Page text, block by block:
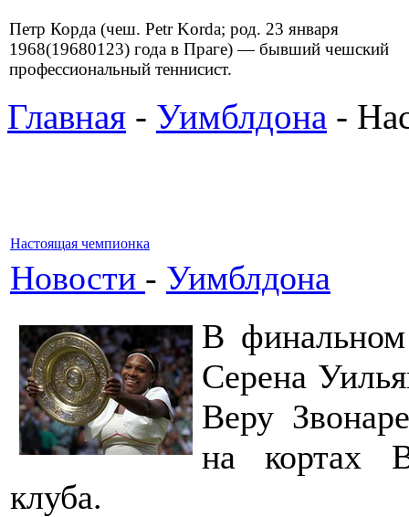
Петр Корда (чеш. Petr Korda; род. 23 января
1968(19680123) года в Праге) — бывший чешский
профессиональный теннисист.
Главная - Уимблдона -
Настоящая чемпионка
Новости - Уимблдона
В финальном
Серена
Веру
на кортах
клуба.